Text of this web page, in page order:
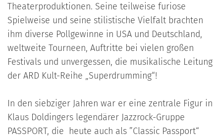
Theaterproduktionen. Seine teilweise furiose
Spielweise und seine stilistische Vielfalt brachten
ihm diverse Pollgewinne in USA und Deutschland,
weltweite Tourneen, Auftritte bei vielen großen
Festivals und unvergessen, die musikalische Leitung
der ARD Kult-Reihe „Superdrumming“!
In den siebziger Jahren war er eine zentrale Figur in
Klaus Doldingers legendärer Jazzrock-Gruppe
PASSPORT, die heute auch als ”Classic Passport“